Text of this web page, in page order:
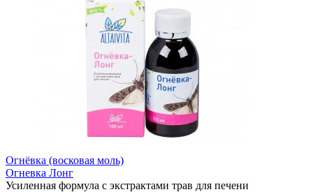
Огнёвка (восковая моль)
Огневка Лонг
Усиленная формула с экстрактами трав для печени